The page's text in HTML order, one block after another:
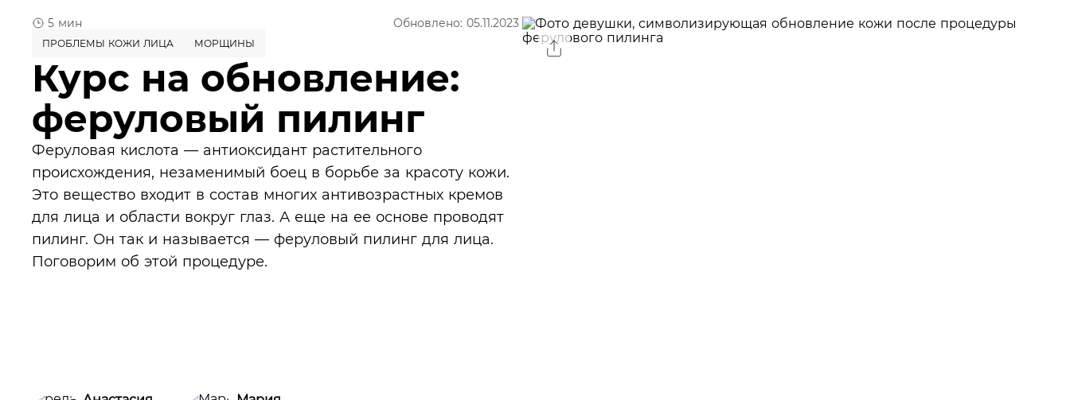
5 мин Обновлено: 05.11.2023
ПРОБЛЕМЫ КОЖИ ЛИЦА МОРЩИНЫ
Курс на обновление:
феруловый пилинг
Феруловая кислота — антиоксидант растительного
происхождения, незаменимый боец в борьбе за красоту кожи.
Это вещество входит в состав многих антивозрастных кремов
для лица и области вокруг глаз. А еще на ее основе проводят
пилинг. Он так и называется — феруловый пилинг для лица.
Поговорим об этой процедуре.